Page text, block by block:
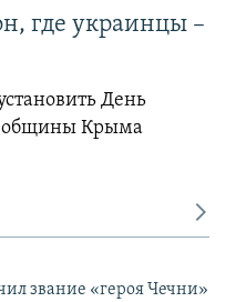
где украинцы –
День
общины Крыма
звание «героя Чечни»